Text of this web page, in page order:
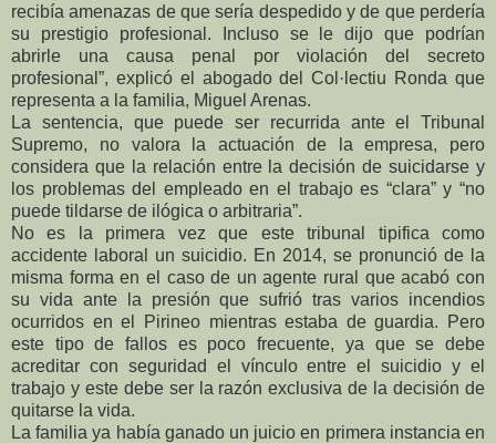
recibía amenazas de que sería despedido y de que perdería
su prestigio profesional. Incluso se le dijo que podrían
abrirle una causa penal por violación del secreto
profesional”, explicó el abogado del Col·lectiu Ronda que
representa a la familia, Miguel Arenas.
La sentencia, que puede ser recurrida ante el Tribunal
Supremo, no valora la actuación de la empresa, pero
considera que la relación entre la decisión de suicidarse y
los problemas del empleado en el trabajo es “clara” y “no
puede tildarse de ilógica o arbitraria”.
No es la primera vez que este tribunal tipifica como
accidente laboral un suicidio. En 2014, se pronunció de la
misma forma en el caso de un agente rural que acabó con
su vida ante la presión que sufrió tras varios incendios
ocurridos en el Pirineo mientras estaba de guardia. Pero
este tipo de fallos es poco frecuente, ya que se debe
acreditar con seguridad el vínculo entre el suicidio y el
trabajo y este debe ser la razón exclusiva de la decisión de
quitarse la vida.
La familia ya había ganado un juicio en primera instancia en